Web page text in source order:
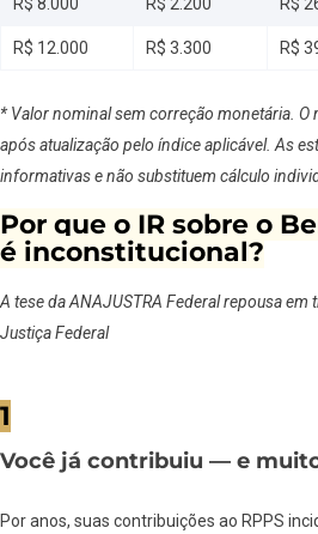
R$ 12.000 R$ 3.300 R$
* Valor nominal sem correção monetária. O
após atualização pelo índice aplicável. As
informativas e não substituem cálculo
Por que o IR sobre o
é inconstitucional?
A tese da ANAJUSTRA Federal repousa
Justiça Federal
1
Você já contribuiu — e
Por anos, suas contribuições ao RPPS